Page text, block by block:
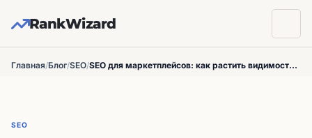
RankWizard
Главная/Блог/SEO/ SEO для маркетплейсов: как растить видимость площадки и продавцов
SEO